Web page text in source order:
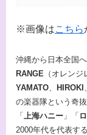
※画像はこちら
沖縄から日本全国
RANGE （オレンジ
YAMATO
HIROKI
の楽器隊という奇
「 上海ハニー 」「
2000年代を代表す